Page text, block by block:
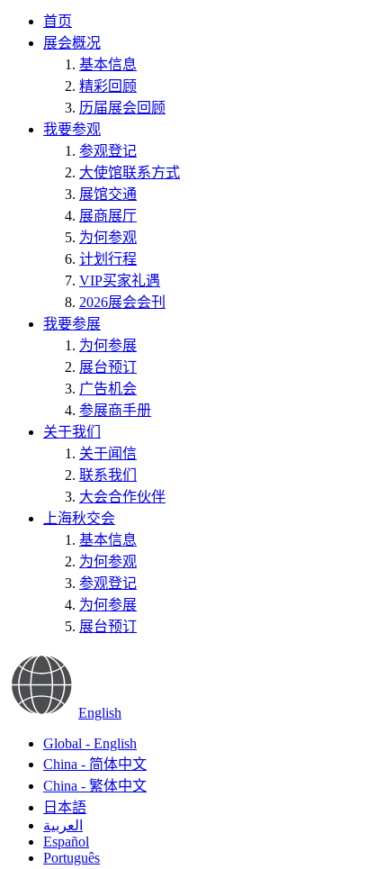
首页
展会概况
基本信息
精彩回顾
历届展会回顾
我要参观
参观登记
大使馆联系方式
展馆交通
展商展厅
为何参观
计划行程
VIP买家礼遇
2026展会会刊
我要参展
为何参展
展台预订
广告机会
参展商手册
关于我们
关于闻信
联系我们
大会合作伙伴
上海秋交会
基本信息
为何参观
参观登记
为何参展
展台预订
English
Global - English
China - 简体中文
China - 繁体中文
日本語
العربية
Español
Português